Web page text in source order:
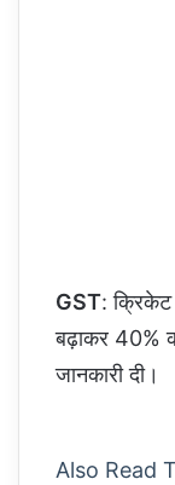
GST:
बढ़ाकर 40%
जानकारी दी।
Also Read